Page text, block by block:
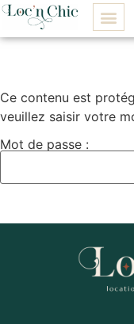
Ce contenu est
veuillez saisir votre
Mot de passe :